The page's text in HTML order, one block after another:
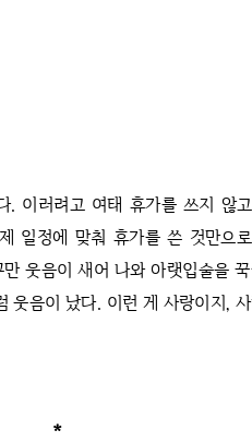
. 이러려고 여태 휴가를 쓰지 않
일정에 맞춰 휴가를 쓴 것만으
웃음이 새어 나와 아랫입술을
웃음이 났다. 이런 게 사랑이지,
*